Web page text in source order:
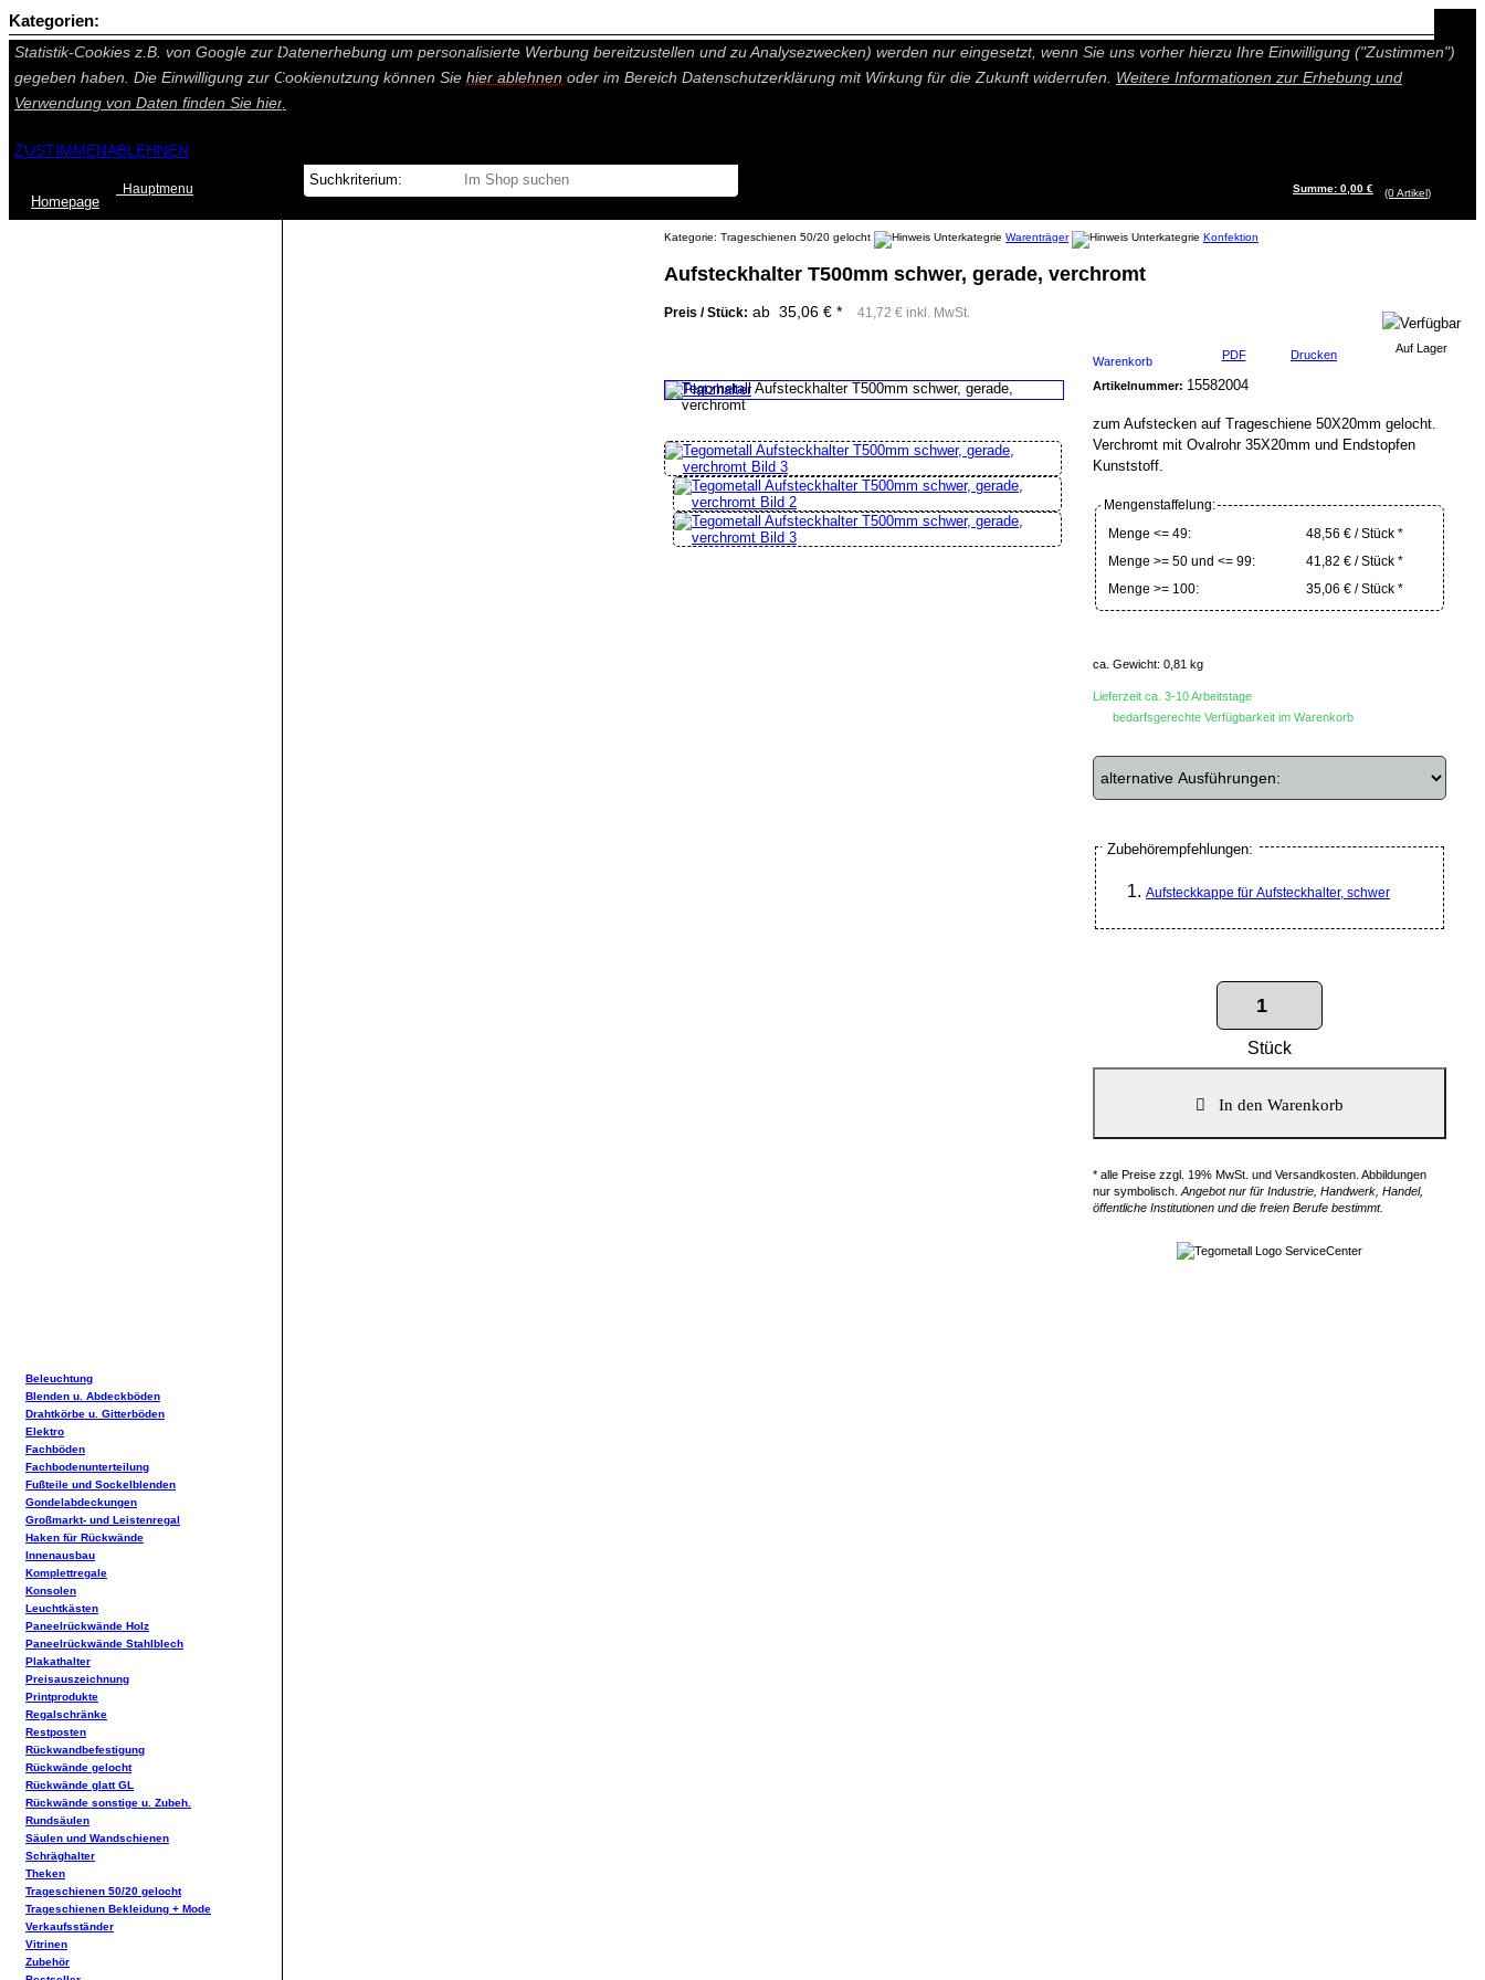
Auf dieser Seite werden technisch notwendige Cookies gesetzt. Technisch nicht notwendige Cookies und Statistik Funktionen, die Ihnen ein besseres und individuelleres Angebot bieten (Marketing- und
Statistik-Cookies z.B. von Google zur Datenerhebung um personalisierte Werbung bereitzustellen und zu Analysezwecken) werden nur eingesetzt, wenn Sie uns vorher hierzu Ihre Einwilligung ("Zustimmen")
gegeben haben. Die Einwilligung zur Cookienutzung können Sie hier ablehnen oder im Bereich Datenschutzerklärung mit Wirkung für die Zukunft widerrufen. Weitere Informationen zur Erhebung und
Verwendung von Daten finden Sie hier.
ZUSTIMMENABLEHNEN
Homepage
Hauptmenu Summe: 0,00 € (0Artikel)
Kategorie: Trageschienen 50/20 gelocht Warenträger Konfektion
Aufsteckhalter T500mm schwer, gerade, verchromt
Preis / Stück: ab 35,06 € * 41,72 € inkl. MwSt.
Warenkorb PDF Drucken Auf Lager
Artikelnummer: 15582004
zum Aufstecken auf Trageschiene 50X20mm gelocht.
Verchromt mit Ovalrohr 35X20mm und Endstopfen
Kunststoff.
Mengenstaffelung:
Menge <= 49:
48,56 € / Stück *
Menge >= 50 und <= 99:
41,82 € / Stück *
Menge >= 100:
35,06 € / Stück *
ca. Gewicht: 0,81 kg
Lieferzeit ca. 3-10 Arbeitstage
bedarfsgerechte Verfügbarkeit im Warenkorb
Zubehörempfehlungen:
Aufsteckkappe für Aufsteckhalter, schwer
Stück
* alle Preise zzgl. 19% MwSt. und Versandkosten. Abbildungen
nur symbolisch. Angebot nur für Industrie, Handwerk, Handel,
öffentliche Institutionen und die freien Berufe bestimmt.
Kategorien:
Beleuchtung
Blenden u. Abdeckböden
Drahtkörbe u. Gitterböden
Elektro
Fachböden
Fachbodenunterteilung
Fußteile und Sockelblenden
Gondelabdeckungen
Großmarkt- und Leistenregal
Haken für Rückwände
Innenausbau
Komplettregale
Konsolen
Leuchtkästen
Paneelrückwände Holz
Paneelrückwände Stahlblech
Plakathalter
Preisauszeichnung
Printprodukte
Regalschränke
Restposten
Rückwandbefestigung
Rückwände gelocht
Rückwände glatt GL
Rückwände sonstige u. Zubeh.
Rundsäulen
Säulen und Wandschienen
Schräghalter
Theken
Trageschienen 50/20 gelocht
Trageschienen Bekleidung + Mode
Verkaufsständer
Vitrinen
Zubehör